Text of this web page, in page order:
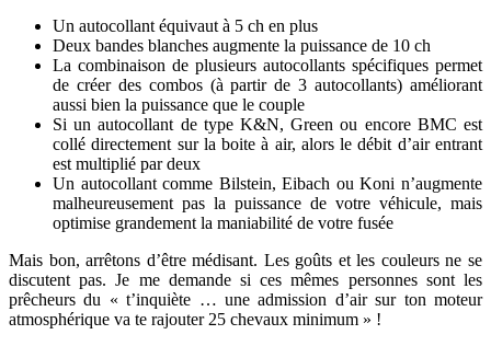
Un autocollant équivaut à 5 ch en plus
Deux bandes blanches augmente la puissance de 10 ch
La combinaison de plusieurs autocollants spécifiques permet
de créer des combos (à partir de 3 autocollants) améliorant
aussi bien la puissance que le couple
Si un autocollant de type K&N, Green ou encore BMC est
collé directement sur la boite à air, alors le débit d’air entrant
est multiplié par deux
Un autocollant comme Bilstein, Eibach ou Koni n’augmente
malheureusement pas la puissance de votre véhicule, mais
optimise grandement la maniabilité de votre fusée
Mais bon, arrêtons d’être médisant. Les goûts et les couleurs ne se
discutent pas. Je me demande si ces mêmes personnes sont les
prêcheurs du « t’inquiète … une admission d’air sur ton moteur
atmosphérique va te rajouter 25 chevaux minimum » !